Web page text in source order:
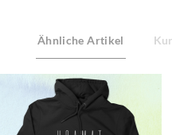
Ähnliche Artikel